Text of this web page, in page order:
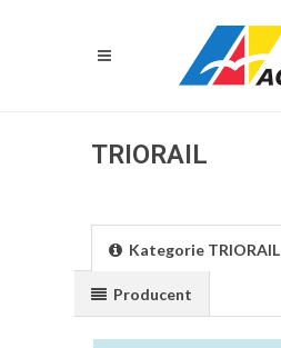
TRIORAIL
Kategorie TRIORAIL
Producent